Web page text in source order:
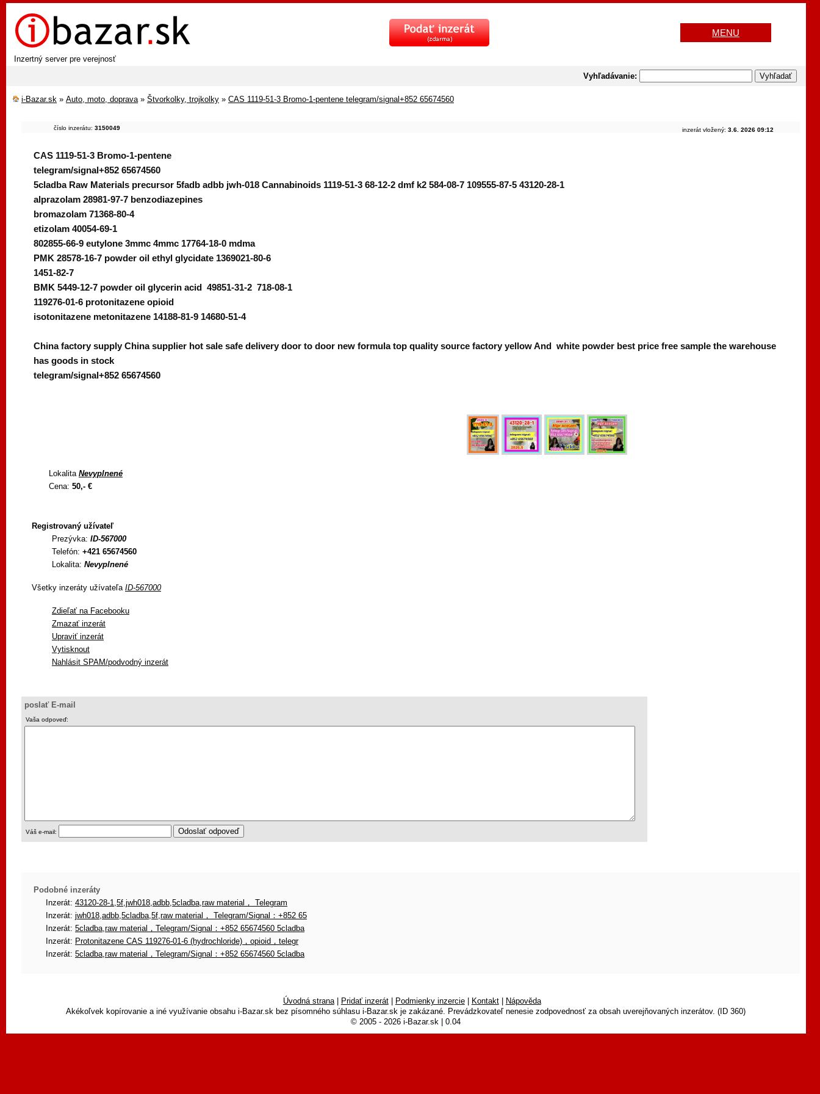
MENU
Inzertný server pre verejnosť
Vyhľadávanie:
i-Bazar.sk » Auto, moto, doprava» Štvorkolky, trojkolky » CAS 1119-51-3 Bromo-1-pentene telegram/signal+852 65674560
číslo inzerátu: 3150049 inzerát vložený: 3.6. 2026 09:12
CAS 1119-51-3 Bromo-1-pentene
telegram/signal+852 65674560
5cladba Raw Materials precursor 5fadb adbb jwh-018 Cannabinoids 1119-51-3 68-12-2 dmf k2 584-08-7 109555-87-5 43120-28-1
alprazolam 28981-97-7 benzodiazepines
bromazolam 71368-80-4
etizolam 40054-69-1
802855-66-9 eutylone 3mmc 4mmc 17764-18-0 mdma
PMK 28578-16-7 powder oil ethyl glycidate 1369021-80-6
1451-82-7
BMK 5449-12-7 powder oil glycerin acid 49851-31-2 718-08-1
119276-01-6 protonitazene opioid
isotonitazene metonitazene 14188-81-9 14680-51-4
China factory supply China supplier hot sale safe delivery door to door new formula top quality source factory yellow And white powder best price free sample the warehouse
has goods in stock
telegram/signal+852 65674560
Lokalita Nevyplnené
Cena: 50,- €
Registrovaný užívateľ
Prezývka: ID-567000
Telefón: +421 65674560
Lokalita: Nevyplnené
Všetky inzeráty užívateľa ID-567000
Zdieľať na Facebooku
Zmazať inzerát
Upraviť inzerát
Vytisknout
Nahlásit SPAM/podvodný inzerát
poslať E-mail
Vaša odpoveď:
Váš e-mail:
Podobné inzeráty
Inzerát: 43120-28-1,5f,jwh018,adbb,5cladba,raw material， Telegram
Inzerát: jwh018,adbb,5cladba,5f,raw material， Telegram/Signal：+852 65
Inzerát: 5cladba,raw material，Telegram/Signal：+852 65674560 5cladba
Inzerát: Protonitazene CAS 119276-01-6 (hydrochloride)，opioid，telegr
Inzerát: 5cladba,raw material，Telegram/Signal：+852 65674560 5cladba
Úvodná strana| Pridať inzerát| Podmienky inzercie| Kontakt|
Nápověda
Akékoľvek kopírovanie a iné využívanie obsahu i-Bazar.sk bez písomného súhlasu i-Bazar.sk je zakázané. Prevádzkovateľ nenesie zodpovednosť za obsah uverejňovaných inzerátov. (ID 360)
© 2005 - 2026 i-Bazar.sk | 0.04